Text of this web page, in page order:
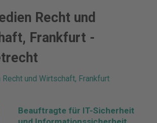
Recht und
Frankfurt -
Recht und Wirtschaft, Frankfurt
Beauftragte für IT-Sicherheit